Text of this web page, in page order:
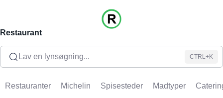
Restaurant
Lav en lynsøgning... CTRL+K
Restauranter Michelin Spisesteder Madtyper